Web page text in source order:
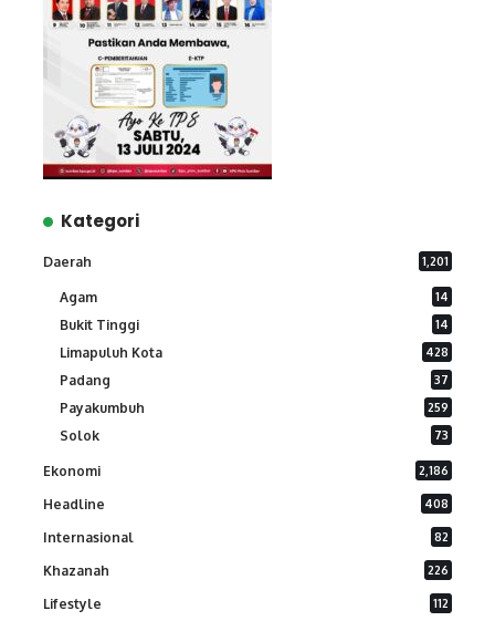
Kategori
Daerah 1,201
Agam 14
Bukit Tinggi 14
Limapuluh Kota 428
Padang 37
Payakumbuh 259
Solok 73
Ekonomi 2,186
Headline 408
Internasional 82
Khazanah 226
Lifestyle 112